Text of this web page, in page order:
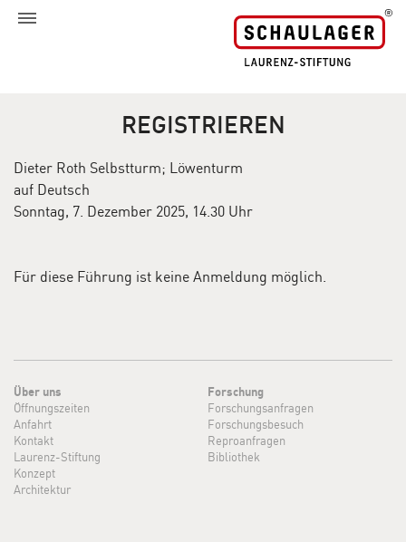
REGISTRIEREN
Dieter Roth Selbstturm; Löwenturm
auf Deutsch
Sonntag, 7. Dezember 2025, 14.30 Uhr
Für diese Führung ist keine Anmeldung möglich.
Über uns
Öffnungszeiten
Anfahrt
Kontakt
Laurenz-Stiftung
Konzept
Architektur
Forschung
Forschungsanfragen
Forschungsbesuch
Reproanfragen
Bibliothek